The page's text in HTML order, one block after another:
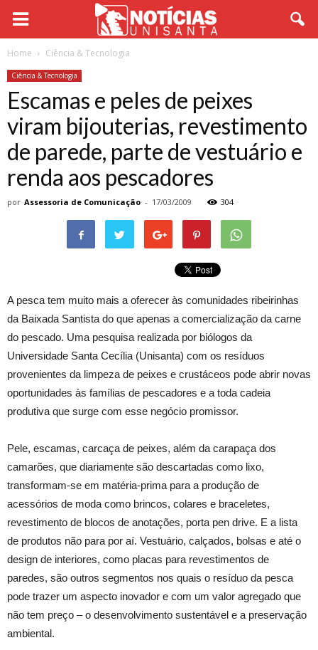
Home Ciência & Tecnologia
Ciência & Tecnologia
Escamas e peles de peixes
viram bijouterias, revestimento
de parede, parte de vestuário e
renda aos pescadores
por Assessoria de Comunicação - 17/03/2009 304
A pesca tem muito mais a oferecer às comunidades ribeirinhas
da Baixada Santista do que apenas a comercialização da carne
do pescado. Uma pesquisa realizada por biólogos da
Universidade Santa Cecília (Unisanta) com os resíduos
provenientes da limpeza de peixes e crustáceos pode abrir novas
oportunidades às famílias de pescadores e a toda cadeia
produtiva que surge com esse negócio promissor.
Pele, escamas, carcaça de peixes, além da carapaça dos
camarões, que diariamente são descartadas como lixo,
transformam-se em matéria-prima para a produção de
acessórios de moda como brincos, colares e braceletes,
revestimento de blocos de anotações, porta pen drive. E a lista
de produtos não para por aí. Vestuário, calçados, bolsas e até o
design de interiores, como placas para revestimentos de
paredes, são outros segmentos nos quais o resíduo da pesca
pode trazer um aspecto inovador e com um valor agregado que
não tem preço – o desenvolvimento sustentável e a preservação
ambiental.